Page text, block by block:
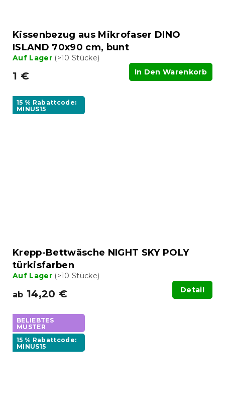
Kissenbezug aus Mikrofaser DINO
ISLAND 70x90 cm, bunt
Auf Lager (>10 Stücke)
1 € In Den Warenkorb
15 % Rabattcode:
MINUS15
Krepp-Bettwäsche NIGHT SKY POLY
türkisfarben
Auf Lager (>10 Stücke)
ab 14,20 € Detail
BELIEBTES
MUSTER
15 % Rabattcode:
MINUS15